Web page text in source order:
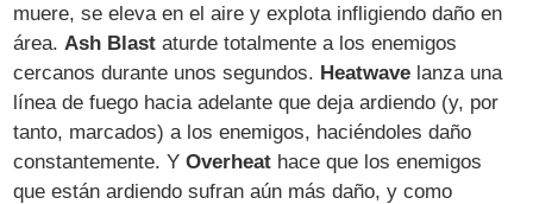
muere, se eleva en el aire y explota infligiendo daño en
área.Ash Blast aturde totalmente a los enemigos
cercanos durante unos segundos. Heatwave lanza una
línea de fuego hacia adelante que deja ardiendo (y, por
tanto, marcados) a los enemigos, haciéndoles daño
constantemente. YOverheat hace que los enemigos
que están ardiendo sufran aún más daño, y como